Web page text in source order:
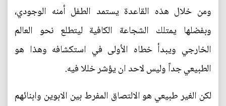
ومن خلال هذه القاعدة يستمد الطفل أمنه الوجودي،
وبفضلها يمتلك الشجاعة الكافية ليتطلع نحو العالم
الخارجي ويبدأ خطاه الأولى في استكشافه وهذا هو
الطبيعي جداً وليس لاحد ان يؤشر خللا فيه.
لكن الغير طبيعي هو الالتصاق المفرط بين الابوين وابنائهم